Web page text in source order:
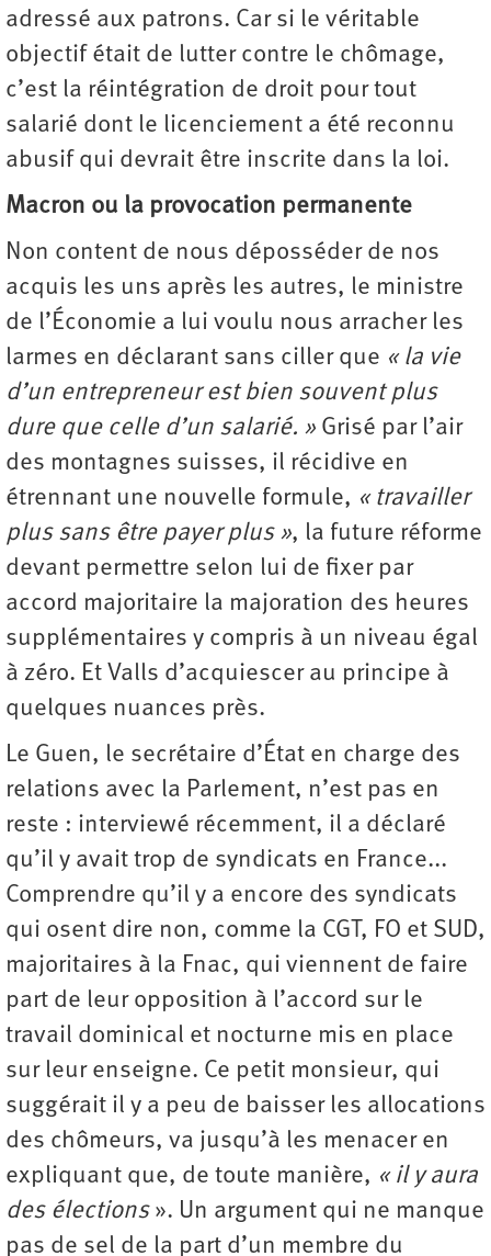
adressé aux patrons. Car si le véritable
objectif était de lutter contre le chômage,
c’est la réintégration de droit pour tout
salarié dont le licenciement a été reconnu
abusif qui devrait être inscrite dans la loi.
Macron ou la provocation permanente
Non content de nous déposséder de nos
acquis les uns après les autres, le ministre
de l’Économie a lui voulu nous arracher les
larmes en déclarant sans ciller que « la vie
d’un entrepreneur est bien souvent plus
dure que celle d’un salarié. » Grisé par l’air
des montagnes suisses, il récidive en
étrennant une nouvelle formule, « travailler
plus sans être payer plus », la future réforme
devant permettre selon lui de fixer par
accord majoritaire la majoration des heures
supplémentaires y compris à un niveau égal
à zéro. Et Valls d’acquiescer au principe à
quelques nuances près.
Le Guen, le secrétaire d’État en charge des
relations avec la Parlement, n’est pas en
reste : interviewé récemment, il a déclaré
qu’il y avait trop de syndicats en France...
Comprendre qu’il y a encore des syndicats
qui osent dire non, comme la CGT, FO et SUD,
majoritaires à la Fnac, qui viennent de faire
part de leur opposition à l’accord sur le
travail dominical et nocturne mis en place
sur leur enseigne. Ce petit monsieur, qui
suggérait il y a peu de baisser les allocations
des chômeurs, va jusqu’à les menacer en
expliquant que, de toute manière, « il y aura
des élections ». Un argument qui ne manque
pas de sel de la part d’un membre du